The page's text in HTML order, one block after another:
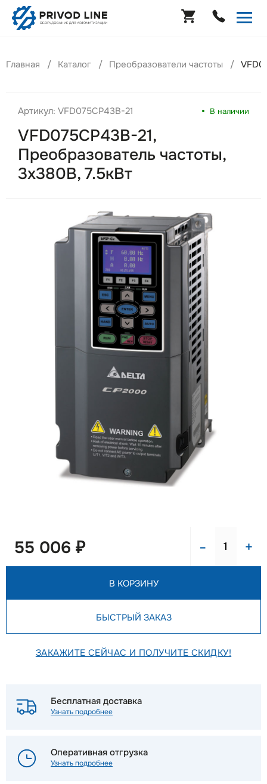
Главная Каталог Преобразователи частоты
Артикул: VFD075CP43B-21 В наличии
VFD075CP43B-21,
Преобразователь частоты,
3х380В, 7.5кВт
55 006 ₽ - +
В КОРЗИНУ
БЫСТРЫЙ ЗАКАЗ
ЗАКАЖИТЕ СЕЙЧАС И ПОЛУЧИТЕ СКИДКУ!
Бесплатная доставка
Узнать подробнее
Оперативная отгрузка
Узнать подробнее